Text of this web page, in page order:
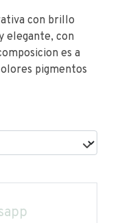
con brillo
elegante, con
es a
pigmentos